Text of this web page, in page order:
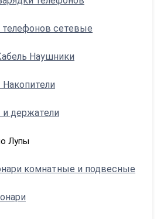
телефонов сетевые
Наушники
держатели
Лупы
комнатные и подвесные